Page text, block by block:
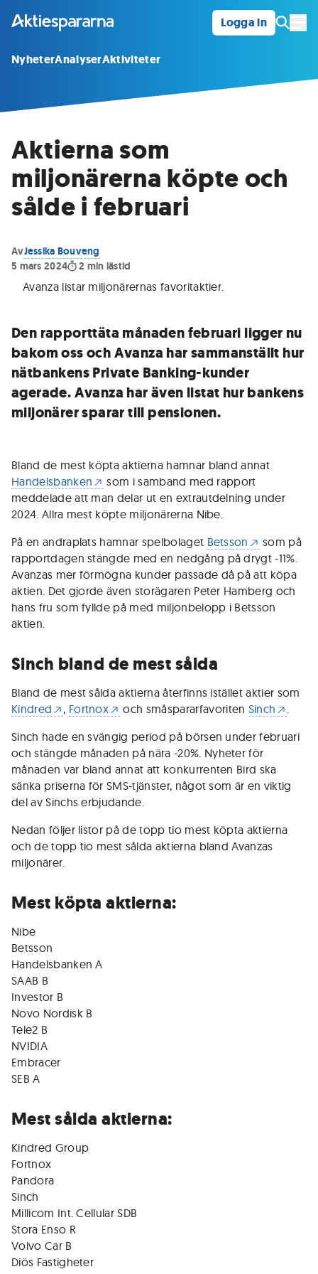
Logga in
NyheterAnalyserAktiviteter
Aktierna som
miljonärerna köpte och
sålde i februari
AvJessika Bouveng
5 mars 2024
2 min lästid
Avanza listar miljonärernas favoritaktier.
Den rapporttäta månaden februari ligger nu
bakom oss och Avanza har sammanställt hur
nätbankens Private Banking-kunder
agerade. Avanza har även listat hur bankens
miljonärer sparar till pensionen.
Bland de mest köpta aktierna hamnar bland annat
Handelsbanken
som i samband med rapport
meddelade att man delar ut en extrautdelning under
2024. Allra mest köpte miljonärerna Nibe.
På en andraplats hamnar spelbolaget Betsson
som på
rapportdagen stängde med en nedgång på drygt -11%.
Avanzas mer förmögna kunder passade då på att köpa
aktien. Det gjorde även storägaren Peter Hamberg och
hans fru som fyllde på med miljonbelopp i Betsson
aktien.
Sinch bland de mest sålda
Bland de mest sålda aktierna återfinns istället aktier som
Kindred
, Fortnox och småspararfavoriten Sinch
.
Sinch hade en svängig period på börsen under februari
och stängde månaden på nära -20%. Nyheter för
månaden var bland annat att konkurrenten Bird ska
sänka priserna för SMS-tjänster, något som är en viktig
del av Sinchs erbjudande.
Nedan följer listor på de topp tio mest köpta aktierna
och de topp tio mest sålda aktierna bland Avanzas
miljonärer.
Mest köpta aktierna:
Nibe
Betsson
Handelsbanken A
SAAB B
Investor B
Novo Nordisk B
Tele2 B
NVIDIA
Embracer
SEB A
Mest sålda aktierna:
Kindred Group
Fortnox
Pandora
Sinch
Millicom Int. Cellular SDB
Stora Enso R
Volvo Car B
Diös Fastigheter